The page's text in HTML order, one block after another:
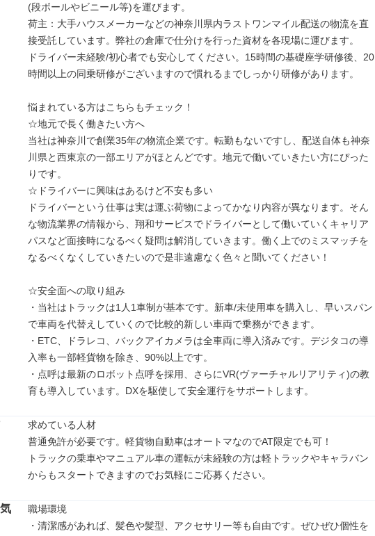
(段ボールやビニール等)を運びます。
荷主：大手ハウスメーカーなどの神奈川県内ラストワンマイル配送の物流を直
接受託しています。弊社の倉庫で仕分けを行った資材を各現場に運びます。
ドライバー未経験/初心者でも安心してください。15時間の基礎座学研修後、20
時間以上の同乗研修がございますので慣れるまでしっかり研修があります。
悩まれている方はこちらもチェック！
☆地元で長く働きたい方へ
当社は神奈川で創業35年の物流企業です。転勤もないですし、配送自体も神奈
川県と西東京の一部エリアがほとんどです。地元で働いていきたい方にぴった
りです。
☆ドライバーに興味はあるけど不安も多い
ドライバーという仕事は実は運ぶ荷物によってかなり内容が異なります。そん
な物流業界の情報から、翔和サービスでドライバーとして働いていくキャリア
パスなど面接時になるべく疑問は解消していきます。働く上でのミスマッチを
なるべくなくしていきたいので是非遠慮なく色々と聞いてください！
☆安全面への取り組み
・当社はトラックは1人1車制が基本です。新車/未使用車を購入し、早いスパン
で車両を代替えしていくので比較的新しい車両で乗務ができます。
・ETC、ドラレコ、バックアイカメラは全車両に導入済みです。デジタコの導
入率も一部軽貨物を除き、90%以上です。
・点呼は最新のロボット点呼を採用、さらにVR(ヴァーチャルリアリティ)の教
育も導入しています。DXを駆使して安全運行をサポートします。
求めている人材
普通免許が必要です。軽貨物自動車はオートマなのでAT限定でも可！
トラックの乗車やマニュアル車の運転が未経験の方は軽トラックやキャラバン
からもスタートできますのでお気軽にご応募ください。
職場環境
・清潔感があれば、髪色や髪型、アクセサリー等も自由です。ぜひぜひ個性を